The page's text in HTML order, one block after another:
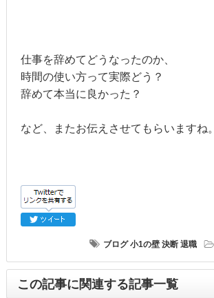
仕事を辞めてどうなったのか、
時間の使い方って実際どう？
辞めて本当に良かった？
など、またお伝えさせてもらいますね。
ブログ 小1の壁 決断 退職
この記事に関連する記事一覧